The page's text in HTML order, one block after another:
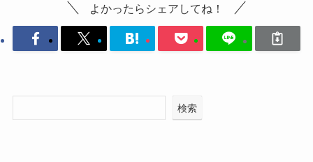
よかったらシェアしてね！
検索